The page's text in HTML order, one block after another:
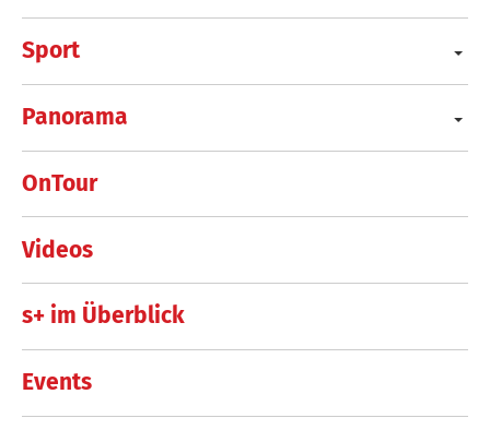
Sport
Panorama
OnTour
Videos
s+ im Überblick
Events